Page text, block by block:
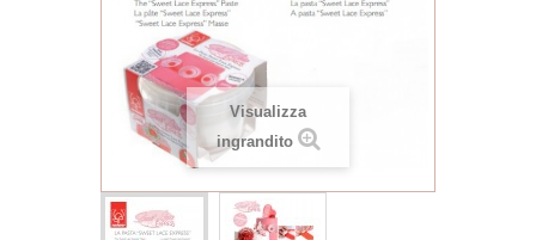
Visualizza
ingrandito